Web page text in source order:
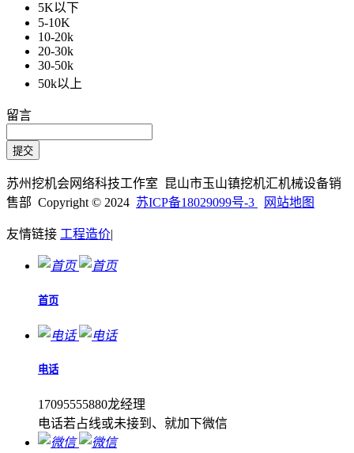
5K以下
5-10K
10-20k
20-30k
30-50k
50k以上
留言
苏州挖机会网络科技工作室 昆山市玉山镇挖机汇机械设备销
售部 Copyright © 2024 苏ICP备18029099号-3 网站地图
友情链接 工程造价|
首页
电话
17095555880龙经理
电话若占线或未接到、就加下微信